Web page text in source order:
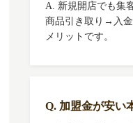
A. 新規開店でも集
商品引き取り→入
メリットです。
Q. 加盟金が安い